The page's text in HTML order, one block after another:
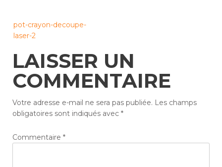
navigation
pot-crayon-decoupe-
laser-2
LAISSER UN
COMMENTAIRE
Votre adresse e-mail ne sera pas publiée. Les champs
obligatoires sont indiqués avec *
Commentaire *